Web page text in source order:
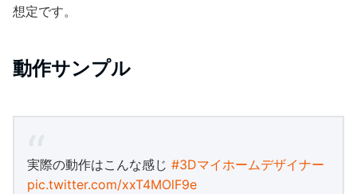
想定です。
動作サンプル
実際の動作はこんな感じ #3Dマイホームデザイナー
pic.twitter.com/xxT4MOlF9e